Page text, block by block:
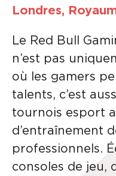
Londres,
Le Red Bull
n’est pas
où les gamers
talents, c’est
tournois esport
d’entraînement
professionnels.
consoles de jeu,